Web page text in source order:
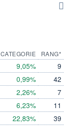
CATEGORIE
9,05%
0,99%
2,26%
6,23%
22,83%
RANG*
9
42
7
11
39